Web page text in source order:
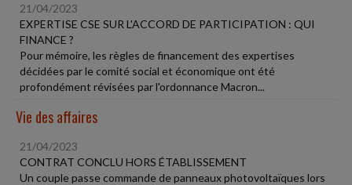
21/04/2023
EXPERTISE CSE SUR L'ACCORD DE PARTICIPATION : QUI
FINANCE ?
Pour mémoire, les règles de financement des expertises
décidées par le comité social et économique ont été
profondément révisées par l'ordonnance Macron...
Vie des affaires
21/04/2023
CONTRAT CONCLU HORS ÉTABLISSEMENT
Un couple passe commande de panneaux photovoltaïques lors